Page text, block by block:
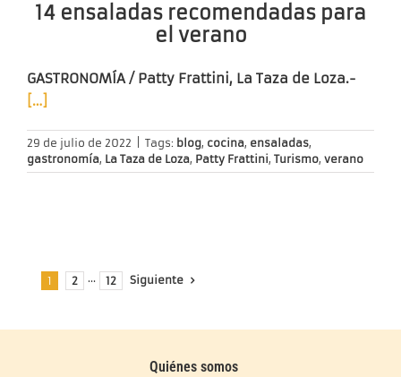
14 ensaladas recomendadas para
el verano
GASTRONOMÍA / Patty Frattini, La Taza de Loza.-
[…]
29 de julio de 2022 Tags: blog, cocina, ensaladas,
gastronomía, La Taza de Loza, Patty Frattini, Turismo, verano
1 2 ··· 12 Siguiente
Quiénes somos